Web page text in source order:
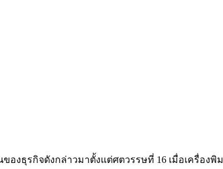
งธุรกิจดังกล่าวมาตั้งแต่ศตวรรษที่ 16 เมื่อเครื่องพิ